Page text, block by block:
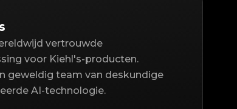
vertrouwde
voor Kiehl's-producten.
geweldig team van deskundige
AI-technologie.